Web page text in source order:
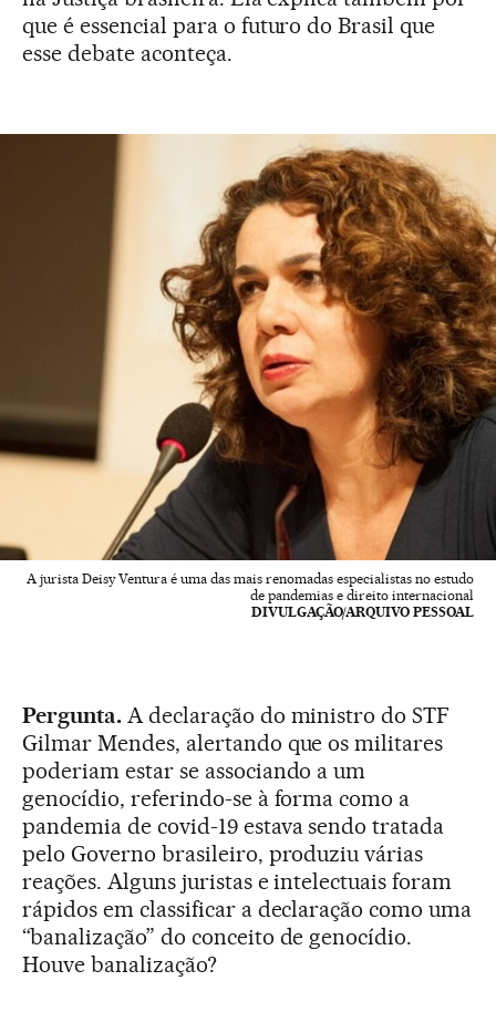
que é essencial para o futuro do Brasil que
esse debate aconteça.
A jurista Deisy Ventura é uma das mais renomadas especialistas no estudo
de pandemias e direito internacional
DIVULGAÇÃO/ARQUIVO PESSOAL
Pergunta. A declaração do ministro do STF
Gilmar Mendes, alertando que os militares
poderiam estar se associando a um
genocídio, referindo-se à forma como a
pandemia de covid-19 estava sendo tratada
pelo Governo brasileiro, produziu várias
reações. Alguns juristas e intelectuais foram
rápidos em classificar a declaração como uma
“banalização” do conceito de genocídio.
Houve banalização?